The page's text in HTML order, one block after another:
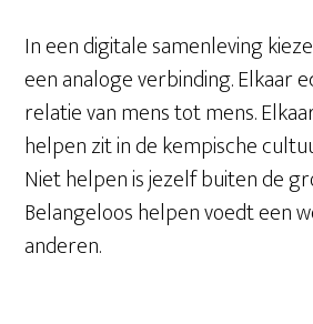
In een digitale samenleving
een analoge verbinding. Elkaar
relatie van mens tot mens.
helpen zit in de kempische
Niet helpen is jezelf buiten de
Belangeloos helpen voedt een
anderen.